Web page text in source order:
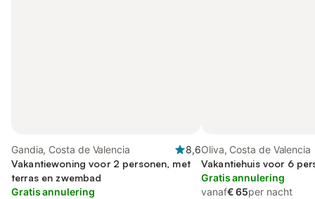
Gandia, Costa de Valencia
8,6
Vakantiewoning voor 2 personen, met
terras en zwembad
Gratis annulering
Oliva, Costa de Valencia
Vakantiehuis voor 6
Gratis annulering
vanaf€ 65per nacht